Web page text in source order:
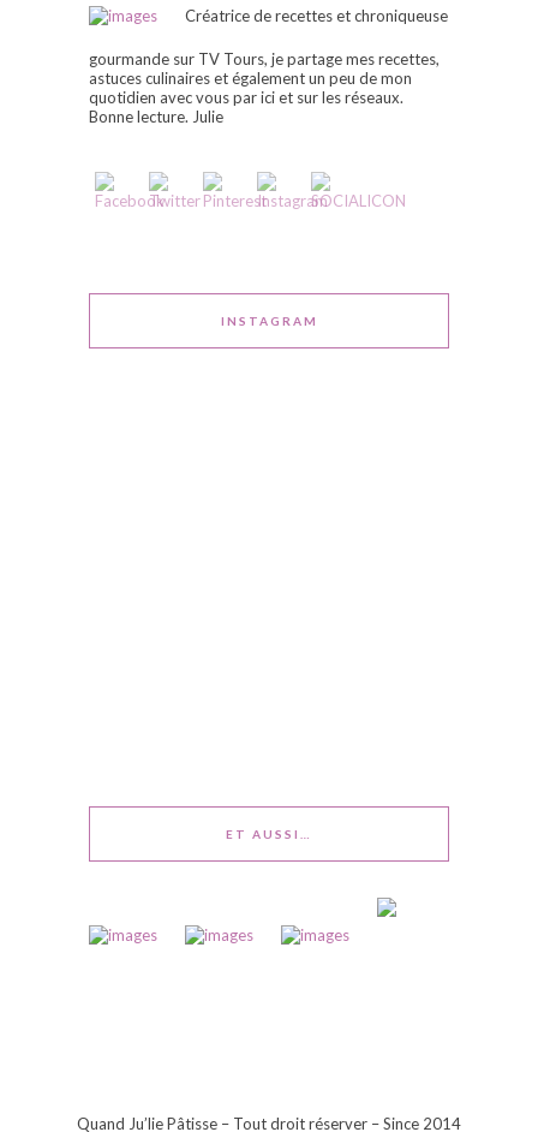
Créatrice de recettes et chroniqueuse
gourmande sur TV Tours, je partage mes recettes,
astuces culinaires et également un peu de mon
quotidien avec vous par ici et sur les réseaux.
Bonne lecture. Julie
INSTAGRAM
ET AUSSI…
Quand Ju’lie Pâtisse – Tout droit réserver – Since 2014